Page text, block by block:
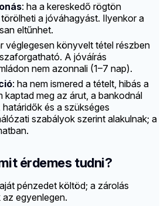
: ha a kereskedő rögtön
a jóváhagyást. Ilyenkor a
eltűnhet.
véglegesen könyvelt tétel részben
A jóváírás
nem azonnali (1–7 nap).
: ha nem ismered a tételt, hibás a
kaptad meg az árut, a bankodnál
és a szükséges
szabályok szerint alakulnak; a
érdemes tudni?
pénzedet költöd; a zárolás
egyenlegen.